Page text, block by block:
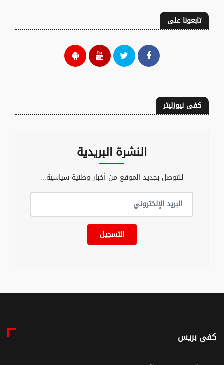
تابعونا على
كفى نيوزليتر
النشرة البريدية
للتوصل بجديد الموقع من أخبار وطنية سياسية...
التسجيل
كفى بريس